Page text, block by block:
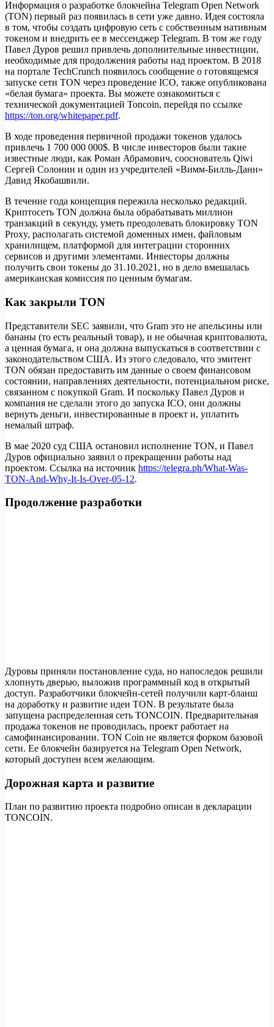
Информация о разработке блокчейна Telegram Open Network
(TON) первый раз появилась в сети уже давно. Идея состояла
в том, чтобы создать цифровую сеть с собственным нативным
токеном и внедрить ее в мессенджер Telegram. В том же году
Павел Дуров решил привлечь дополнительные инвестиции,
необходимые для продолжения работы над проектом. В 2018
на портале TechCrunch появилось сообщение о готовящемся
запуске сети TON через проведение ICO, также опубликована
«белая бумага» проекта. Вы можете ознакомиться с
технической документацией Toncoin, перейдя по ссылке
https://ton.org/whitepaper.pdf.
В ходе проведения первичной продажи токенов удалось
привлечь 1 700 000 000$. В числе инвесторов были такие
известные люди, как Роман Абрамович, сооснователь Qiwi
Сергей Солонин и один из учредителей «Вимм-Билль-Данн»
Давид Якобашвили.
В течение года концепция пережила несколько редакций.
Криптосеть TON должна была обрабатывать миллион
транзакций в секунду, уметь преодолевать блокировку TON
Proxy, располагать системой доменных имен, файловым
хранилищем, платформой для интеграции сторонних
сервисов и другими элементами. Инвесторы должны
получить свои токены до 31.10.2021, но в дело вмешалась
американская комиссия по ценным бумагам.
Как закрыли TON
Представители SEC заявили, что Gram это не апельсины или
бананы (то есть реальный товар), и не обычная криптовалюта,
а ценная бумага, и она должна выпускаться в соответствии с
законодательством США. Из этого следовало, что эмитент
TON обязан предоставить им данные о своем финансовом
состоянии, направлениях деятельности, потенциальном риске,
связанном с покупкой Gram. И поскольку Павел Дуров и
компания не сделали этого до запуска ICO, они должны
вернуть деньги, инвестированные в проект и, уплатить
немалый штраф.
В мае 2020 суд США остановил исполнение TON, и Павел
Дуров официально заявил о прекращении работы над
проектом. Ссылка на источник https://telegra.ph/What-Was-
TON-And-Why-It-Is-Over-05-12.
Продолжение разработки
Дуровы приняли постановление суда, но напоследок решили
хлопнуть дверью, выложив программный код в открытый
доступ. Разработчики блокчейн-сетей получили карт-бланш
на доработку и развитие идеи TON. В результате была
запущена распределенная сеть TONCOIN. Предварительная
продажа токенов не проводилась, проект работает на
самофинансировании. TON Coin не является форком базовой
сети. Ее блокчейн базируется на Telegram Open Network,
который доступен всем желающим.
Дорожная карта и развитие
План по развитию проекта подробно описан в декларации
TONCOIN.